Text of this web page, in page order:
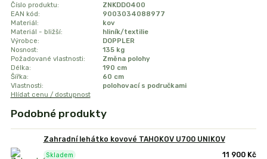
Číslo produktu:
ZNKDDO400
EAN kód:
9003034088977
Materiál:
kov
Materiál - bližší:
hliník/textilie
Výrobce:
DOPPLER
Nosnost:
135 kg
Požadované vlastnosti:
Změna polohy
Délka:
190 cm
Šířka:
60 cm
Vlastnosti:
polohovací s područkami
Hlídat cenu / dostupnost
Podobné produkty
Zahradní lehátko kovové TAHOKOV U700 UNIKOV
11 900 Kč
Skladem